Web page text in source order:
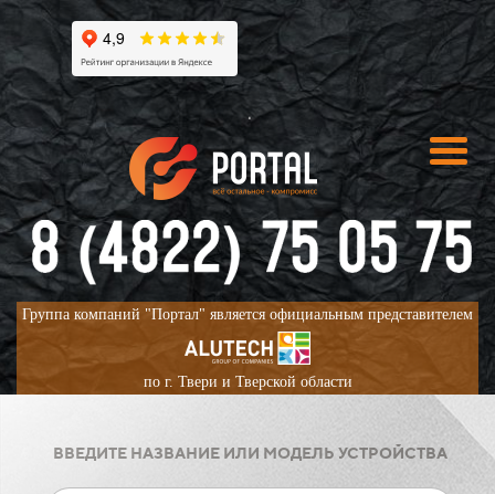
.
Группа компаний "Портал" является официальным представителем
по г. Твери и Тверской области
ВВЕДИТЕ НАЗВАНИЕ ИЛИ МОДЕЛЬ УСТРОЙСТВА